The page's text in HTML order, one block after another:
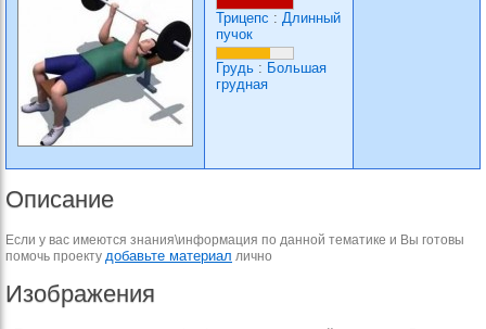
Трицепс : Длинный
пучок
Грудь : Большая
грудная
Описание
Если у вас имеются знания\информация по данной тематике и Вы готовы
помочь проекту добавьте материал лично
Изображения